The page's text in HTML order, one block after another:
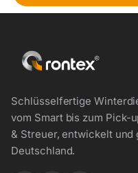
Schlüsselfertige
vom Smart bis zum Pick-
& Streuer, entwickelt und
Deutschland.